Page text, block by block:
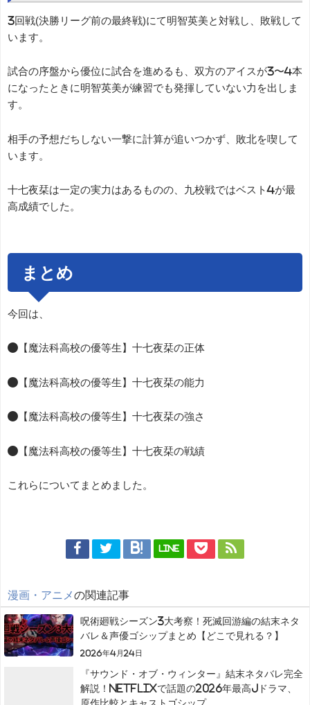
3回戦(決勝リーグ前の最終戦)にて明智英美と対戦し、敗戦して
います。
試合の序盤から優位に試合を進めるも、双方のアイスが3〜4本
になったときに明智英美が練習でも発揮していない力を出しま
す。
相手の予想だちしない一撃に計算が追いつかず、敗北を喫して
います。
十七夜栞は一定の実力はあるものの、九校戦ではベスト4が最
高成績でした。
まとめ
今回は、
●【魔法科高校の優等生】十七夜栞の正体
●【魔法科高校の優等生】十七夜栞の能力
●【魔法科高校の優等生】十七夜栞の強さ
●【魔法科高校の優等生】十七夜栞の戦績
これらについてまとめました。
LINE
漫画・アニメの関連記事
呪術廻戦シーズン3大考察！死滅回游編の結末ネタ
バレ＆声優ゴシップまとめ【どこで見れる？】
2026年4月24日
『サウンド・オブ・ウィンター』結末ネタバレ完全
解説！Netflixで話題の2026年最高Jドラマ、
原作比較とキャストゴシップ